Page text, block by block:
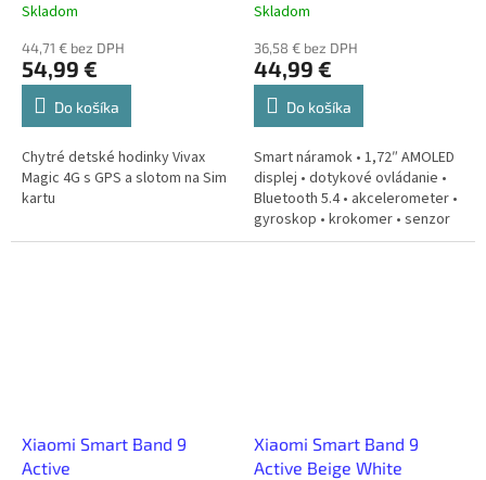
Skladom
44,71 € bez DPH
54,99 €
Do košíka
Chytré detské hodinky Vivax
Magic 4G s GPS a slotom na Sim
kartu
Skladom
36,58 € bez DPH
44,99 €
Do košíka
Smart náramok • 1,72″ AMOLED
displej • dotykové ovládanie •
Bluetooth 5.4 • akcelerometer •
gyroskop • krokomer • senzor
srdcového tepu • výpočet
Xiaomi Smart Band 9
Active
Xiaomi Smart Band 9
Active Beige White